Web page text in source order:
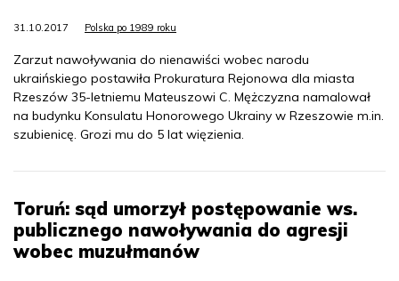
31.10.2017 Polska po 1989 roku
Zarzut nawoływania do nienawiści wobec narodu
ukraińskiego postawiła Prokuratura Rejonowa dla miasta
Rzeszów 35-letniemu Mateuszowi C. Mężczyzna namalował
na budynku Konsulatu Honorowego Ukrainy w Rzeszowie m.in.
szubienicę. Grozi mu do 5 lat więzienia.
Toruń: sąd umorzył postępowanie ws.
publicznego nawoływania do agresji
wobec muzułmanów